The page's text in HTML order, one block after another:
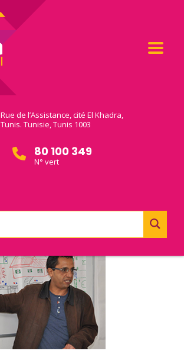
Rue de l’Assistance, cité El Khadra,
Tunis. Tunisie, Tunis 1003
80 100 349
N° vert